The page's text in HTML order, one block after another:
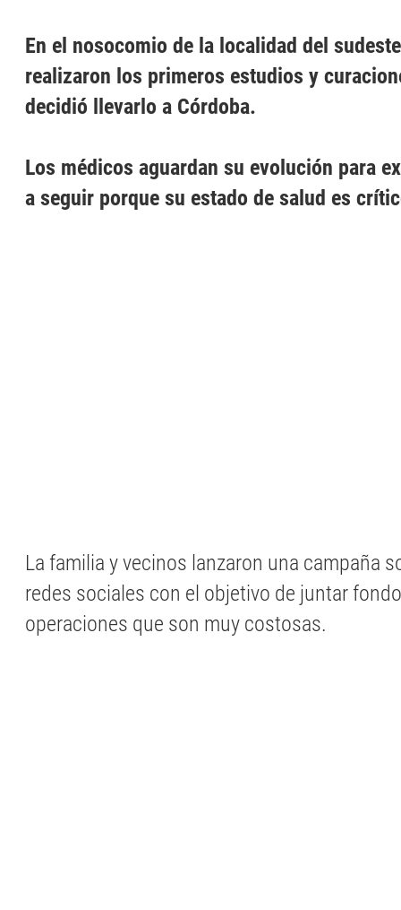
En el nosocomio de la localidad del
realizaron los primeros estudios y
decidió llevarlo a Córdoba.
Los médicos aguardan su evolución para
a seguir porque su estado de salud es
La familia y vecinos lanzaron una campaña
redes sociales con el objetivo de juntar
operaciones que son muy costosas.